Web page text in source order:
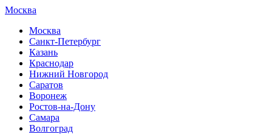
Москва
Москва
Санкт-Петербург
Казань
Краснодар
Нижний Новгород
Саратов
Воронеж
Ростов-на-Дону
Самара
Волгоград